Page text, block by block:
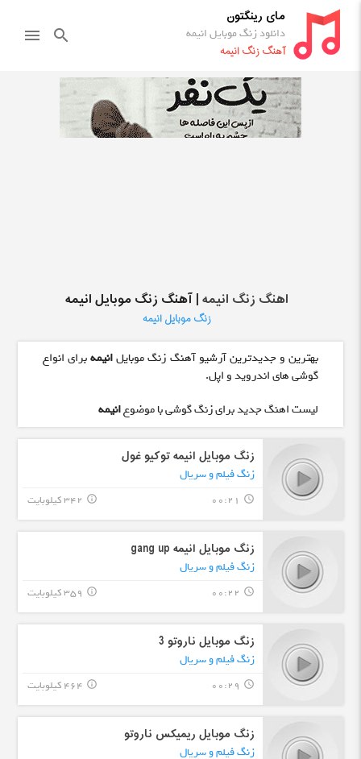
مای رینگتون
دانلود زنگ موبایل انیمه
آهنگ زنگ انیمه
search
menu
اهنگ زنگ انیمه| آهنگ زنگ موبایل انیمه
زنگ موبایل انیمه
بهترین و جدیدترین آرشیو آهنگ زنگ موبایلانیمهبرای انواع
گوشی های اندروید و اپل.
لیست اهنگ جدید برای زنگ گوشی با موضوعانیمه
زنگ موبایل انیمه توکیو غول
زنگ فیلم و سریال
query_builder
00:21 342 کیلوبایت info_outline
زنگ موبایل انیمه gang up
زنگ فیلم و سریال
query_builder
00:22 359 کیلوبایت info_outline
زنگ موبایل ناروتو 3
زنگ فیلم و سریال
query_builder
00:29 464 کیلوبایت info_outline
زنگ موبایل ریمیکس ناروتو
زنگ فیلم و سریال